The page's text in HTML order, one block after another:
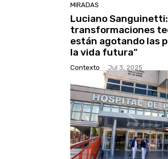
MIRADAS
Luciano Sanguinetti:
transformaciones
están agotando las
la vida futura”
Contexto - Jul 3, 2025